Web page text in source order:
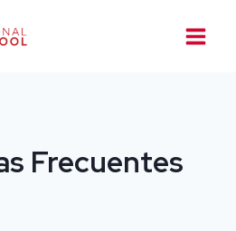
Frecuentes